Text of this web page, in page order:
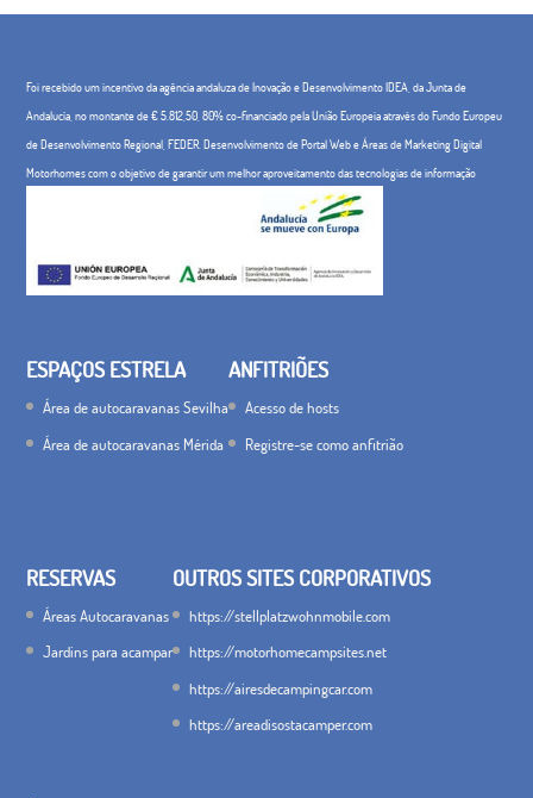
Foi recebido um incentivo da agência andaluza de Inovação e Desenvolvimento IDEA, da Junta de
Andalucía, no montante de € 5.812,50, 80% co-financiado pela União Europeia através do Fundo Europeu
de Desenvolvimento Regional, FEDER. Desenvolvimento de Portal Web e Áreas de Marketing Digital
Motorhomes com o objetivo de garantir um melhor aproveitamento das tecnologias de informação
ESPAÇOS ESTRELA
Área de autocaravanas Sevilha
Área de autocaravanas Mérida
ANFITRIÕES
Acesso de hosts
Registre-se como anfitrião
RESERVAS
Áreas Autocaravanas
Jardins para acampar
OUTROS SITES CORPORATIVOS
https://stellplatzwohnmobile.com
https://motorhomecampsites.net
https://airesdecampingcar.com
https://areadisostacamper.com